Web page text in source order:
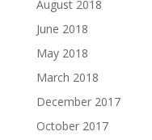
August 2018
June 2018
May 2018
March 2018
December 2017
October 2017